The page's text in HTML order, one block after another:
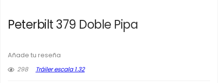
Peterbilt 379 Doble Pipa
Añade tu reseña
298
Tráiler escala 1.32